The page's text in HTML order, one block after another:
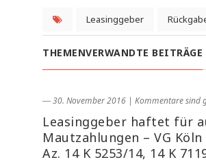
Leasinggeber
THEMENVERWANDTE BEITRÄGE
― 30. November 2016 | Kommentare sind
Leasinggeber haftet für
Mautzahlungen – VG Köln
Az. 14 K 5253/14, 14 K